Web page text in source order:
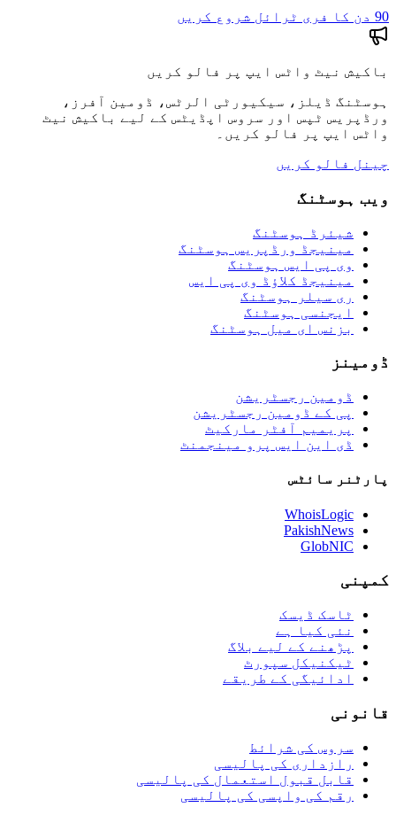
90 دن کا فری ٹرائل شروع کریں
باکیش نیٹ واٹس ایپ پر فالو کریں
ہوسٹنگ ڈیلز، سیکیورٹی الرٹس، ڈومین آفرز،
ورڈپریس ٹپس اور سروس اپڈیٹس کے لیے باکیش نیٹ
واٹس ایپ پر فالو کریں۔
چینل فالو کریں
ویب ہوسٹنگ
شیئرڈ ہوسٹنگ
مینیجڈ ورڈپریس ہوسٹنگ
وی پی ایس ہوسٹنگ
مینیجڈ کلاؤڈ وی پی ایس
ری سیلر ہوسٹنگ
ایجنسی ہوسٹنگ
بزنس ای میل ہوسٹنگ
ڈومینز
ڈومین رجسٹریشن
پی کے ڈومین رجسٹریشن
پریمیم آفٹر مارکیٹ
ڈی این ایس پرو مینجمنٹ
پارٹنر سائٹس
WhoisLogic
PakishNews
GlobNIC
کمپنی
ٹاسک ڈیسک
نئی کیا ہے
پڑھنے کے لیے بلاگ
ٹیکنیکل سپورٹ
ادائیگی کے طریقے
قانونی
سروس کی شرائط
رازداری کی پالیسی
قابل قبول استعمال کی پالیسی
رقم کی واپسی کی پالیسی